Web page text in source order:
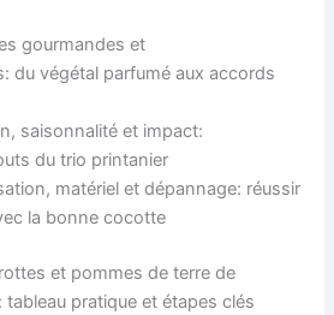
gourmandes et
du végétal parfumé aux accords
saisonnalité et impact:
du trio printanier
matériel et dépannage: réussir
la bonne cocotte
et pommes de terre de
pratique et étapes clés